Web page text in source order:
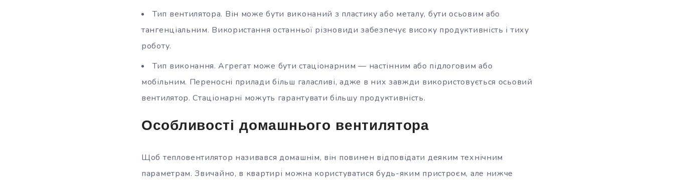
Тип вентилятора. Він може бути виконаний з пластику або металу, бути осьовим або
тангенціальним. Використання останньої різновиди забезпечує високу продуктивність і тиху
роботу.
Тип виконання. Агрегат може бути стаціонарним — настінним або підлоговим або
мобільним. Переносні прилади більш галасливі, адже в них завжди використовується осьовий
вентилятор. Стаціонарні можуть гарантувати більшу продуктивність.
Особливості домашнього вентилятора
Щоб тепловентилятор називався домашнім, він повинен відповідати деяким технічним
параметрам. Звичайно, в квартирі можна користуватися будь-яким пристроєм, але нижче